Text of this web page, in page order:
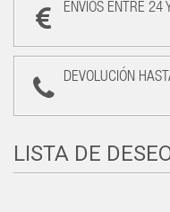
ENVÍOS ENTRE 24
DEVOLUCIÓN
LISTA DE